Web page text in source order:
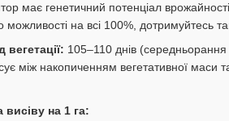
має генетичний потенціал
можливості на всі 100%, дотримуйтесь
вегетації: 105–110 днів
між накопиченням вегетативної маси
висіву на 1 га: